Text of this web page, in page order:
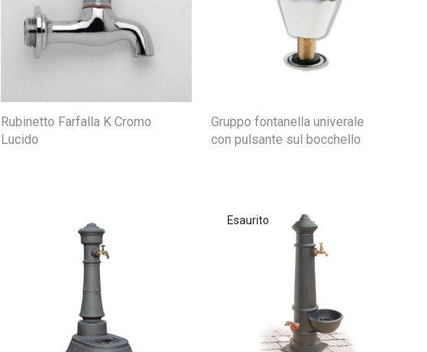
Rubinetto Farfalla K Cromo
Lucido
Gruppo fontanella univerale
con pulsante sul bocchello